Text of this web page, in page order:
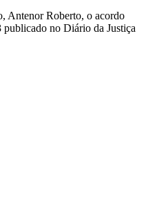
Antenor Roberto, o acordo
publicado no Diário da Justiça